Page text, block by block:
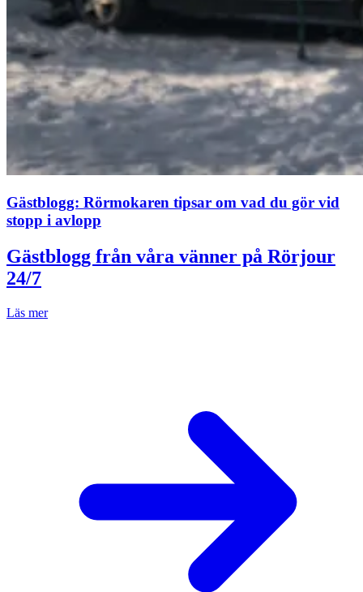
Gästblogg: Rörmokaren tipsar om vad du gör vid
stopp i avlopp
Gästblogg från våra vänner på Rörjour
24/7
Läs mer